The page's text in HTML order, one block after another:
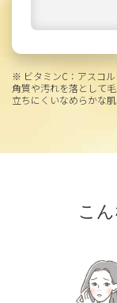
※ ビタミンC：アスコ
角質や汚れを落として
立ちにくいなめらかな
こ